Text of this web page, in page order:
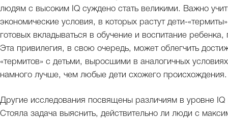
людям с высоким IQ суждено стать великими. Важно
экономические условия, в которых растут дети-
готовых вкладываться в обучение и воспитание
Эта привилегия, в свою очередь, может облегчить
«термитов» с детьми, выросшими в аналогичных
намного лучше, чем любые дети схожего происхождения.
Другие исследования посвящены различиям в уровне
Стояла задача выяснить, действительно ли люди с